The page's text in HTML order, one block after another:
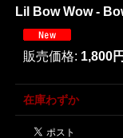
Lil Bow Wow -
販売価格: 1,800円
在庫わずか